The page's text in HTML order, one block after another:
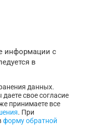
информации с
в
данных.
свое согласие
принимаете все
. При
форму обратной